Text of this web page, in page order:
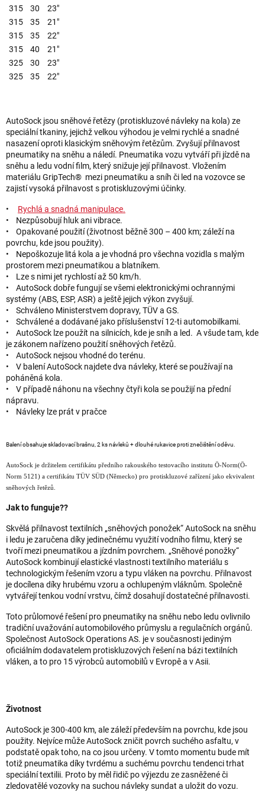
315 30
23"
315
35
21"
315
35
22"
315
40
21"
325
30
23"
325
35 22"
AutoSock jsou sněhové řetězy (protiskluzové návleky na kola) ze
speciální tkaniny, jejichž velkou výhodou je velmi rychlé a snadné
nasazení oproti klasickým sněhovým řetězům. Zvyšují přilnavost
pneumatiky na sněhu a náledí. Pneumatika vozu vytváří při jízdě na
sněhu a ledu vodní film, který snižuje její přilnavost. Vložením
materiálu GripTech® mezi pneumatiku a sníh či led na vozovce se
zajistí vysoká přilnavost s protiskluzovými účinky.
• Rychlá a snadná manipulace.
• Nezpůsobují hluk ani vibrace.
• Opakované použití (životnost běžně 300 – 400 km; záleží na
povrchu, kde jsou použity).
• Nepoškozuje litá kola a je vhodná pro všechna vozidla s malým
prostorem mezi pneumatikou a blatníkem.
• Lze s nimi jet rychlostí až 50 km/h.
• AutoSock dobře fungují se všemi elektronickými ochrannými
systémy (ABS, ESP, ASR) a ještě jejich výkon zvyšují.
• Schváleno Ministerstvem dopravy, TÜV a GS.
• Schválené a dodávané jako příslušenství 12-ti automobilkami.
• AutoSock lze použít na silnicích, kde je sníh a led. A všude tam, kde
je zákonem nařízeno použití sněhových řetězů.
• AutoSock nejsou vhodné do terénu.
• V balení AutoSock najdete dva návleky, které se používají na
poháněná kola.
• V případě náhonu na všechny čtyři kola se použijí na přední
nápravu.
• Návleky lze prát v pračce
Balení obsahuje skladovací brašnu, 2 ks návleků + dlouhé rukavice proti znečištění oděvu.
AutoSock je držitelem certifikátu předního rakouského testovacího institutu Ö-Norm(Ö-
Norm 5121) a certifikátu TÜV SÜD (Německo) pro protiskluzové zařízení jako ekvivalent
sněhových řetězů.
Jak to funguje??
Skvělá přilnavost textilních „sněhových ponožek“ AutoSock na sněhu
i ledu je zaručena díky jedinečnému využití vodního filmu, který se
tvoří mezi pneumatikou a jízdním povrchem. „Sněhové ponožky“
AutoSock kombinují elastické vlastnosti textilního materiálu s
technologickým řešením vzoru a typu vláken na povrchu. Přilnavost
je docílena díky hrubému vzoru a ochlupeným vláknům. Společně
vytvářejí tenkou vodní vrstvu, čímž dosahují dostatečné přilnavosti.
Toto průlomové řešení pro pneumatiky na sněhu nebo ledu ovlivnilo
tradiční uvažování automobilového průmyslu a regulačních orgánů.
Společnost AutoSock Operations AS. je v současnosti jediným
oficiálním dodavatelem protiskluzových řešení na bázi textilních
vláken, a to pro 15 výrobců automobilů v Evropě a v Asii.
Životnost
AutoSock je 300-400 km, ale záleží především na povrchu, kde jsou
použity. Nejvíce může AutoSock zničit povrch suchého asfaltu, v
podstatě opak toho, na co jsou určeny. V tomto momentu bude mít
totiž pneumatika díky tvrdému a suchému povrchu tendenci trhat
speciální textilii. Proto by měl řidič po výjezdu ze zasněžené či
zledovatělé vozovky na suchou návleky sundat a uložit do vozu.